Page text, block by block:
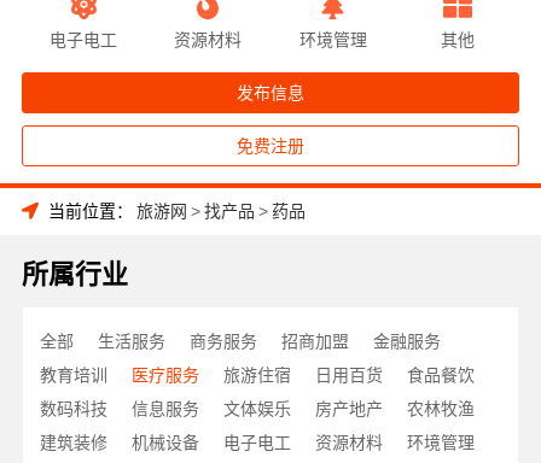
电子电工 资源材料 环境管理 其他
发布信息
免费注册
当前位置： 旅游网 >找产品 >药品
所属行业
全部 生活服务 商务服务 招商加盟
金融服务
教育培训
医疗服务 旅游住宿 日用百货
食品餐饮
数码科技
信息服务 文体娱乐 房产地产
农林牧渔
建筑装修
机械设备 电子电工 资源材料
环境管理